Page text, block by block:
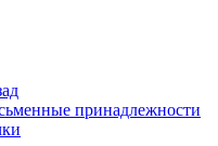
принадлежности